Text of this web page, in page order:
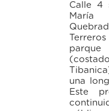
Calle 4
María
una
Este